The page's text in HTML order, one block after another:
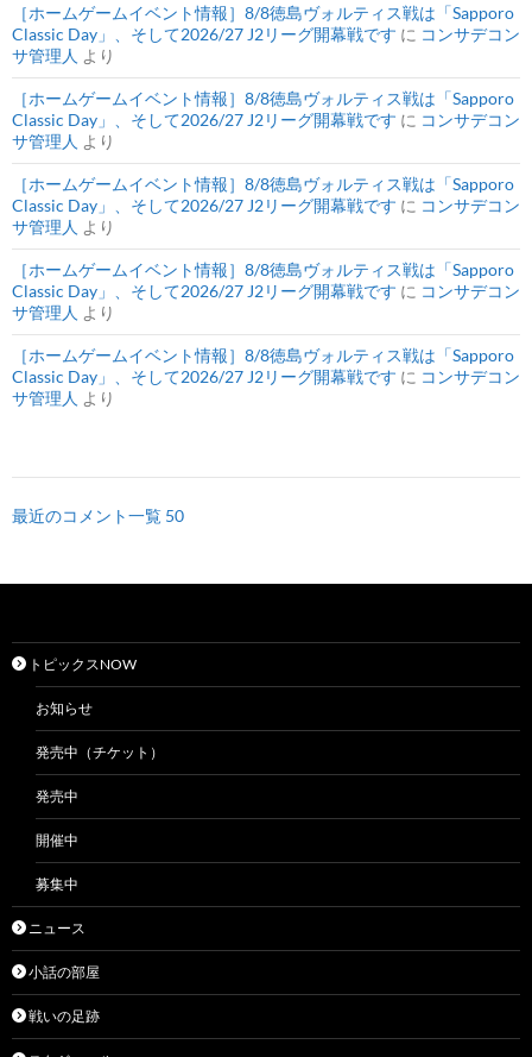
［ホームゲームイベント情報］8/8徳島ヴォルティス戦は「Sapporo
Classic Day」、そして2026/27 J2リーグ開幕戦です に コンサデコン
サ管理人 より
［ホームゲームイベント情報］8/8徳島ヴォルティス戦は「Sapporo
Classic Day」、そして2026/27 J2リーグ開幕戦です に コンサデコン
サ管理人 より
［ホームゲームイベント情報］8/8徳島ヴォルティス戦は「Sapporo
Classic Day」、そして2026/27 J2リーグ開幕戦です に コンサデコン
サ管理人 より
［ホームゲームイベント情報］8/8徳島ヴォルティス戦は「Sapporo
Classic Day」、そして2026/27 J2リーグ開幕戦です に コンサデコン
サ管理人 より
［ホームゲームイベント情報］8/8徳島ヴォルティス戦は「Sapporo
Classic Day」、そして2026/27 J2リーグ開幕戦です に コンサデコン
サ管理人 より
最近のコメント一覧 50
トピックスNOW
お知らせ
発売中（チケット）
発売中
開催中
募集中
ニュース
小話の部屋
戦いの足跡